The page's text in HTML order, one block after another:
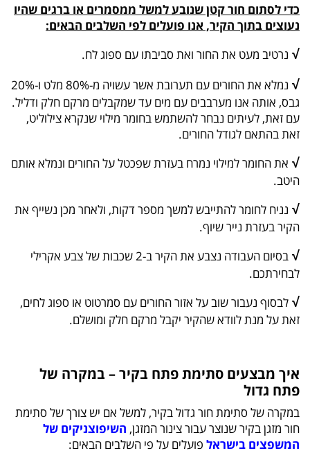
כדי לסתום חור קטן שנובע למשל ממסמרים או ברגים שהיו
נעוצים בתוך הקיר, אנו פועלים לפי השלבים הבאים:
√ נרטיב מעט את החור ואת סביבתו עם ספוג לח.
√
נמלא את החורים עם תערובת אשר עשויה מ-80% מלט ו-20%
גבס, אותה אנו מערבבים עם מים עד שמקבלים מרקם חלק ודליל.
עם זאת, לעיתים נבחר להשתמש בחומר מילוי שנקרא צילוליט,
זאת בהתאם לגודל החורים.
√ את החומר למילוי נמרח בעזרת שפכטל על החורים ונמלא אותם
היטב.
√ נניח לחומר להתייבש למשך מספר דקות, ולאחר מכן נשייף את
הקיר בעזרת נייר שיוף.
√
בסיום העבודה נצבע את הקיר ב-2 שכבות של צבע אקרילי
לבחירתכם.
√ לבסוף נעבור שוב על אזור החורים עם סמרטוט או ספוג לחים,
זאת על מנת לוודא שהקיר יקבל מרקם חלק ומושלם.
איך מבצעים סתימת פתח בקיר – במקרה של
פתח גדול
במקרה של סתימת חור גדול בקיר, למשל אם יש צורך של סתימת
חור מזגן בקיר שנוצר עבור צינור המזגן, השיפוצניקים של
המשפצים בישראל פועלים על פי השלבים הבאים: